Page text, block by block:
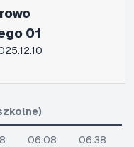
01
06:08
06:38